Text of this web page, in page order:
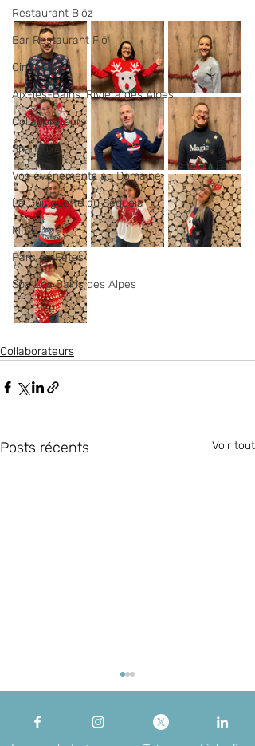
Restaurant Biõz
Bar Restaurant Flõ
Cinéparc
Aix-les-Bains, Riviera des Alpes
Collaborateurs
Spa Nuxe
Vos événements au Domaine
La Guinguette du Séquoia
MICE
Parc en Fêtes
Spa Les Bains des Alpes
Collaborateurs
Posts récents Voir tout